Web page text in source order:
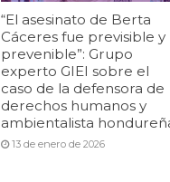
“El asesinato de Berta
Cáceres fue previsible y
prevenible”: Grupo
experto GIEI sobre el
caso de la defensora de
derechos humanos y
ambientalista
13 de enero de 2026